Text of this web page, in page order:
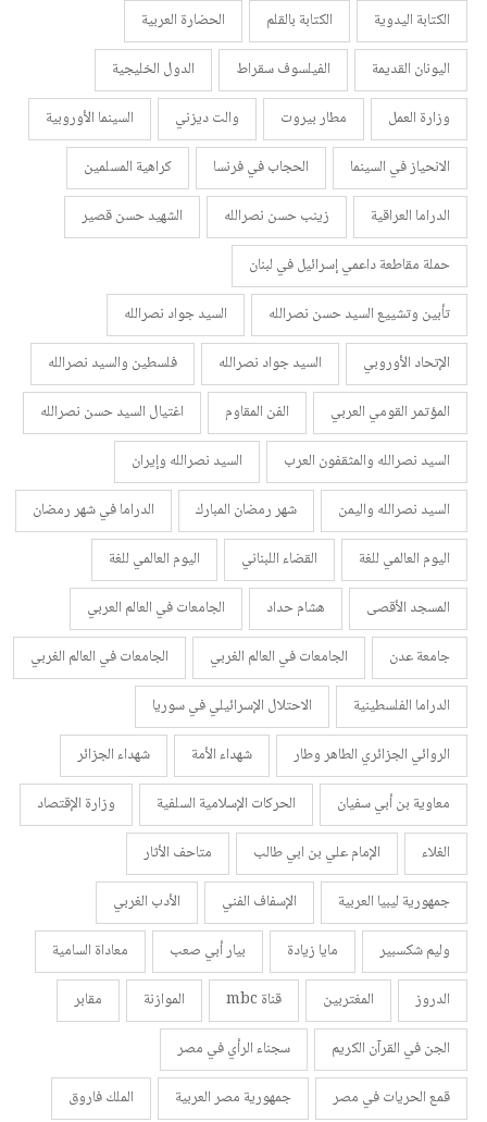
الكتابة اليدوية
الكتابة بالقلم
الحضارة العربية
اليونان القديمة
الفيلسوف سقراط
الدول الخليجية
وزارة العمل
مطار بيروت والت ديزني
السينما الأوروبية
الانحياز في السينما
الحجاب في فرنسا
كراهية المسلمين
الدراما العراقية
زينب حسن نصرالله
الشهيد حسن قصير
حملة مقاطعة داعمي إسرائيل في لبنان
تأبين وتشييع السيد حسن نصرالله
السيد جواد نصرالله
الإتحاد الأوروبي
السيد جواد نصرالله
فلسطين والسيد نصرالله
المؤتمر القومي العربي
الفن المقاوم
اغتيال السيد حسن نصرالله
السيد نصرالله والمثقفون العرب
السيد نصرالله وإيران
السيد نصرالله واليمن
شهر رمضان المبارك
الدراما في شهر رمضان
اليوم العالمي للغة
القضاء اللبناني
اليوم العالمي للغة
المسجد الأقصى
هشام حداد
الجامعات في العالم العربي
جامعة عدن
الجامعات في العالم الغربي
الجامعات في العالم الغربي
الدراما الفلسطينية
الاحتلال الإسرائيلي في سوريا
الروائي الجزائري الطاهر وطار
شهداء الأمة
شهداء الجزائر
معاوية بن أبي سفيان
الحركات الإسلامية السلفية
وزارة الإقتصاد
الغلاء
الإمام علي بن ابي طالب
متاحف الأثار
جمهورية ليبيا العربية
الإسفاف الفني
الأدب الغربي
وليم شكسبير
مايا زيادة بيار أبي صعب
معاداة السامية
الدروز
المغتربين قناة mbc الموازنة
مقابر
الجن في القرآن الكريم
سجناء الرأي في مصر
قمع الحريات في مصر
جمهورية مصر العربية الملك فاروق